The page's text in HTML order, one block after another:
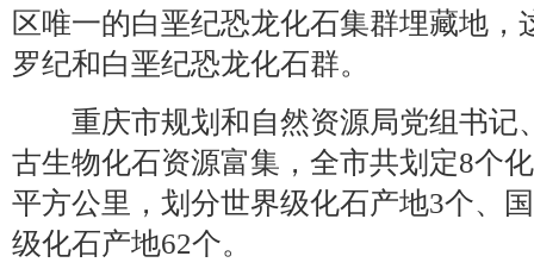
区唯一的白垩纪恐龙化石集群埋藏地
罗纪和白垩纪恐龙化石群。
重庆市规划和自然资源局党组书记
古生物化石资源富集，全市共划定8个
平方公里，划分世界级化石产地3个、
级化石产地62个。